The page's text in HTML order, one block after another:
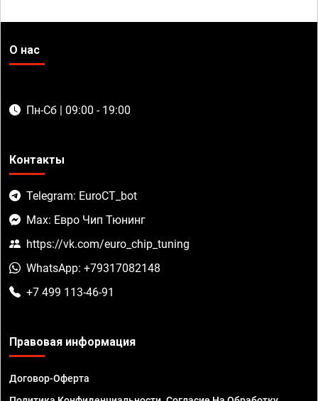
О нас
Пн-Сб | 09:00 - 19:00
Контакты
Telegram: EuroCT_bot
Max: Евро Чип Тюнинг
https://vk.com/euro_chip_tuning
WhatsApp: +79317082148
+7 499 113-46-91
Правовая информация
Договор-Оферта